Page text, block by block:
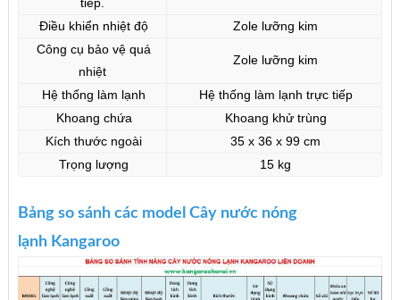
Điều khiển nhiệt độ
Zole lưỡng kim
Công cụ bảo vệ quá
nhiệt
Zole lưỡng kim
Hệ thống làm lạnh
Hệ thống làm lạnh trực tiếp
Khoang chứa
Khoang khử trùng
Kích thước ngoài
35 x 36 x 99 cm
Trọng lượng
15 kg
Bảng so sánh các model Cây nước nóng
lạnh Kangaroo